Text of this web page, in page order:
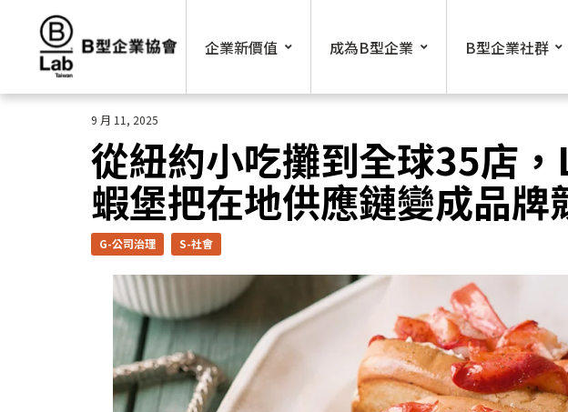
content
企業新價值 成為B型企業 B型企業社群
G-公司治理 S-社會
從紐約小吃攤到全球35店
蝦堡把在地供應鏈變成品牌
9 月 11, 2025